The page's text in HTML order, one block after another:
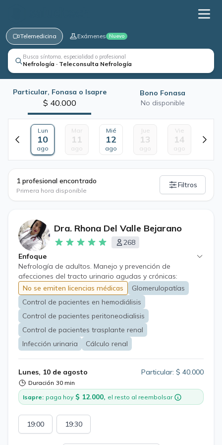
Telemedicina Exámenes Nuevo
Busca síntoma, especialidad o profesional
Nefrología · Teleconsulta Nefrología
Particular, Fonasa o Isapre
$ 40.000
Bono Fonasa
No disponible
Lun
10
ago
Mar
11
ago
Mié
12
ago
Jue
13
ago
Vie
14
ago
1 profesional encontrado
Primera hora disponible
Filtros
Dra. Rhona Del Valle Bejarano
268
Enfoque
Nefrología de adultos. Manejo y prevención de
afecciones del tracto urinario agudas y crónicas:
Infecciones del tracto urinario, litiasis renal y trastornos
de metabolismo mineral óseo. Glomerulopatías. Control
de pacientes en hemodiálisis, peritoneodialisis y
trasplante renal.
No se emiten licencias médicas
Glomerulopatías
Control de pacientes en hemodiálisis
Control de pacientes peritoneodialisis
Control de pacientes trasplante renal
Infección urinaria
Cálculo renal
Lunes, 10 de agosto
Duración 30 min
Particular: $ 40.000
Isapre: paga hoy $ 12.000, el resto al reembolsar
19:00 19:30